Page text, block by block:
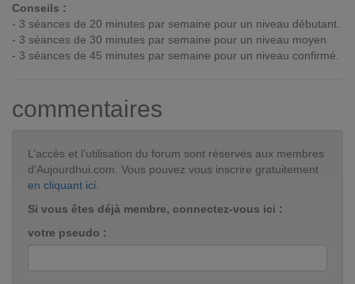
Conseils :
- 3 séances de 20 minutes par semaine pour un niveau débutant.
- 3 séances de 30 minutes par semaine pour un niveau moyen.
- 3 séances de 45 minutes par semaine pour un niveau confirmé.
commentaires
L’accès et l’utilisation du forum sont réservés aux membres
d'Aujourdhui.com. Vous pouvez vous inscrire gratuitement
en cliquant ici
Si vous êtes déjà membre, connectez-vous ici :
votre pseudo :